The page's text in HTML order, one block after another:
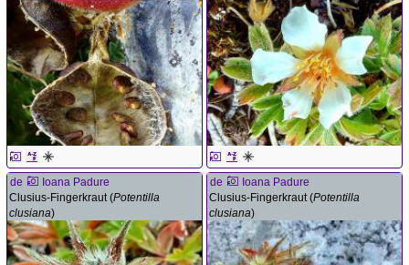
de
Ioana Padure
Clusius-Fingerkraut (Potentilla
clusiana)
de
Ioana Padure
Clusius-Fingerkraut (Potentilla
clusiana)